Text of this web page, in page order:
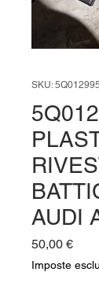
SKU:
AUDI
50,00 €
Imposte